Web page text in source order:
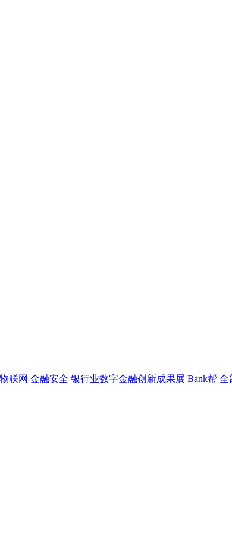
物联网 金融安全 银行业数字金融创新成果展 Bank帮 全